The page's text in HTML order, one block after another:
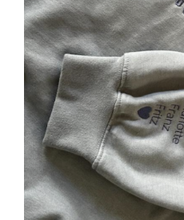
SELECT OPTIONS